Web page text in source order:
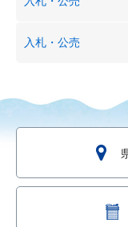
入札・公売